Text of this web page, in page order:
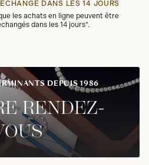
DANS LES 14 JOURS
les achats en ligne peuvent être
dans les 14 jours*.
DEPUIS 1986
RENDEZ-